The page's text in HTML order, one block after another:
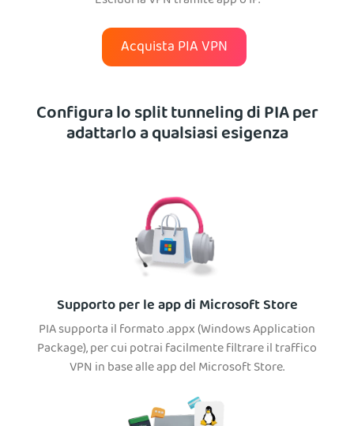
Acquista PIA VPN
Configura lo split tunneling di PIA per
adattarlo a qualsiasi esigenza
Supporto per le app di Microsoft Store
PIA supporta il formato .appx (Windows Application
Package), per cui potrai facilmente filtrare il traffico
VPN in base alle app del Microsoft Store.